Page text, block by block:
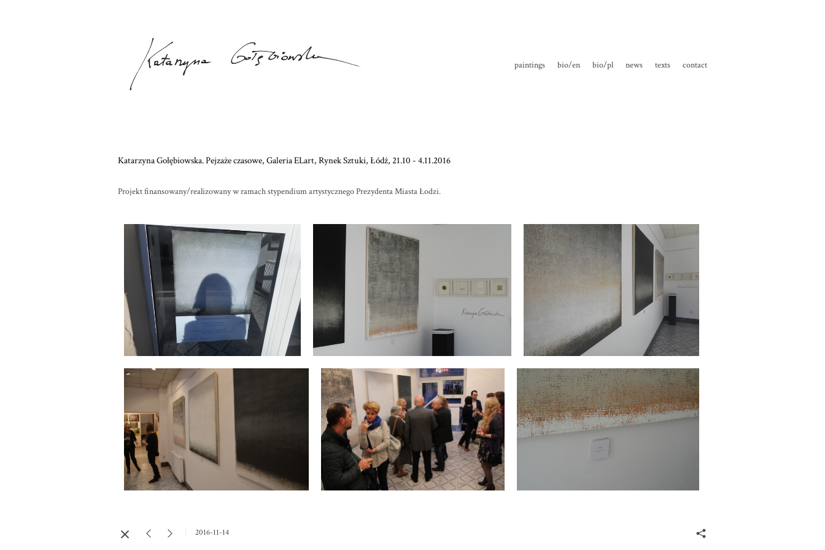
paintings bio/en bio/pl news texts contact
Katarzyna Gołębiowska. Pejzaże czasowe, Galeria ELart, Rynek Sztuki, Łódź, 21.10 - 4.11.2016
Projekt finansowany/realizowany w ramach stypendium artystycznego Prezydenta Miasta Łodzi.
2016-11-14